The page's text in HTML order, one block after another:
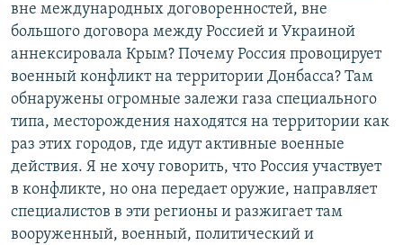
вне международных договоренностей, вне
большого договора между Россией и Украиной
аннексировала Крым? Почему Россия провоцирует
военный конфликт на территории Донбасса? Там
обнаружены огромные залежи газа специального
типа, месторождения находятся на территории как
раз этих городов, где идут активные военные
действия. Я не хочу говорить, что Россия участвует
в конфликте, но она передает оружие, направляет
специалистов в эти регионы и разжигает там
вооруженный, военный, политический и